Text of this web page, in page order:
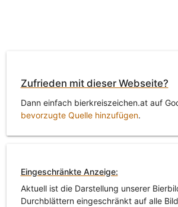
Zufrieden mit dieser Webseite?
Dann einfach bierkreiszeichen.at auf
bevorzugte Quelle hinzufügen.
Eingeschränkte Anzeige:
Aktuell ist die Darstellung unserer
Durchblättern eingeschränkt auf alle